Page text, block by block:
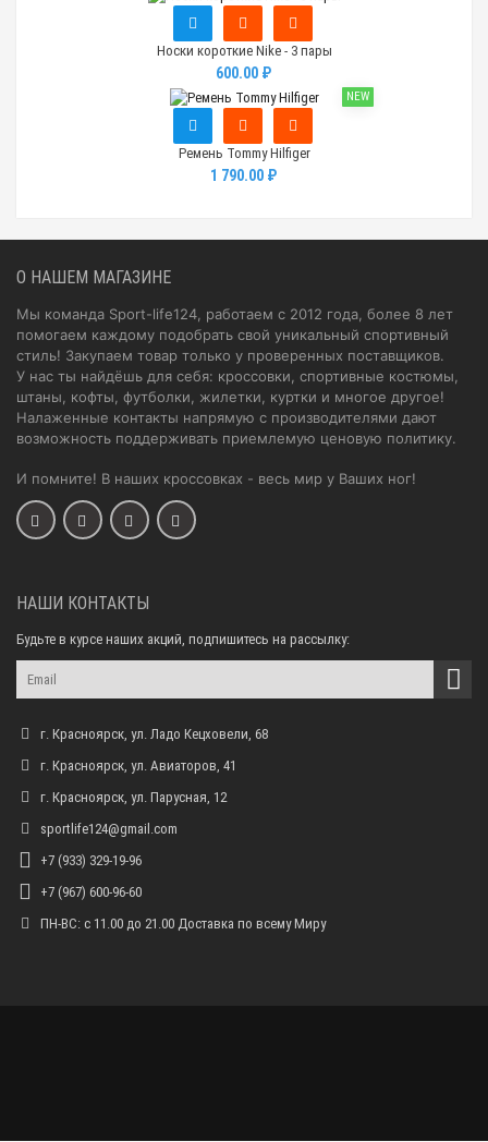
Носки короткие Nike - 3 пары
600.00 ₽
NEW
Ремень Tommy Hilfiger
1 790.00 ₽
О НАШЕМ МАГАЗИНЕ
Мы команда Sport-life124, работаем с 2012 года, более 8 лет
помогаем каждому подобрать свой уникальный спортивный
стиль! Закупаем товар только у проверенных поставщиков.
У нас ты найдёшь для себя: кроссовки, спортивные костюмы,
штаны, кофты, футболки, жилетки, куртки и многое другое!
Налаженные контакты напрямую с производителями дают
возможность поддерживать приемлемую ценовую политику.
И помните! В наших кроссовках - весь мир у Ваших ног!
НАШИ КОНТАКТЫ
Будьте в курсе наших акций, подпишитесь на рассылку:
г. Красноярск, ул. Ладо Кецховели, 68
г. Красноярск, ул. Авиаторов, 41
г. Красноярск, ул. Парусная, 12
sportlife124@gmail.com
+7 (933) 329-19-96
+7 (967) 600-96-60
ПН-ВС: с 11.00 до 21.00 Доставка по всему Миру